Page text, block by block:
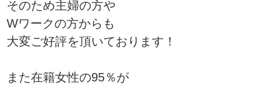
そのため主婦の方や
Wワークの方からも
大変ご好評を頂いております！
また在籍女性の95％が